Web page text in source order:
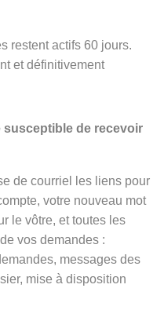
restent actifs 60 jours.
et définitivement
de recevoir
de courriel les liens pour
votre nouveau mot
le vôtre, et toutes les
vos demandes :
messages des
mise à disposition